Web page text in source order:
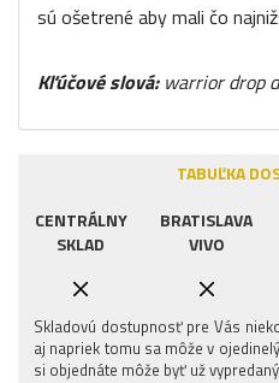
sú ošetrené aby mali čo
Kľúčové slová: warrior drop
TABUĽKA
CENTRÁLNY
SKLAD
BRATISLAVA
VIVO
Skladovú dostupnosť pre Vás
aj napriek tomu sa môže v
si objednáte môže byť už